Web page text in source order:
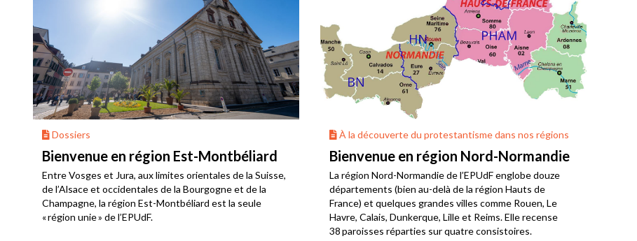
Dossiers
Bienvenue en région Est-Montbéliard
Entre Vosges et Jura, aux limites orientales de la Suisse,
de l’Alsace et occidentales de la Bourgogne et de la
Champagne, la région Est-Montbéliard est la seule
« région unie » de l’EPUdF.
À la découverte du protestantisme dans nos régions
Bienvenue en région Nord-Normandie
La région Nord-Normandie de l’EPUdF englobe douze
départements (bien au-delà de la région Hauts de
France) et quelques grandes villes comme Rouen, Le
Havre, Calais, Dunkerque, Lille et Reims. Elle recense
38 paroisses réparties sur quatre consistoires.